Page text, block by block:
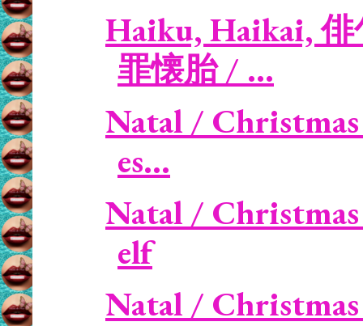
Haiku, Haikai, 俳
罪懐胎 / ...
Natal /
es...
Natal /
elf
Natal / Christmas